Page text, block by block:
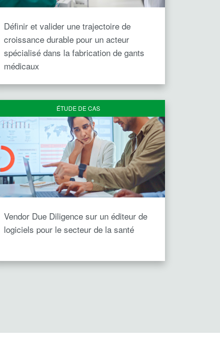
Définir et valider une trajectoire de
croissance durable pour un acteur
spécialisé dans la fabrication de gants
médicaux
ÉTUDE DE CAS
Vendor Due Diligence sur un éditeur de
logiciels pour le secteur de la santé